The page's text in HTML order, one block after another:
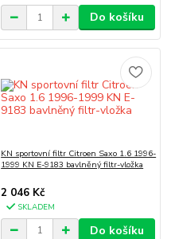
Do košíku
KN sportovní filtr Citroen Saxo 1.6 1996-
1999 KN E-9183 bavlněný filtr-vložka
2 046 Kč
SKLADEM
Do košíku